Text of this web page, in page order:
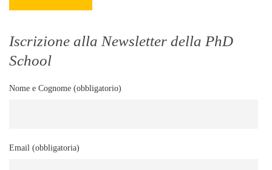
Iscrizione alla Newsletter della PhD
School
Nome e Cognome (obbligatorio)
Email (obbligatoria)